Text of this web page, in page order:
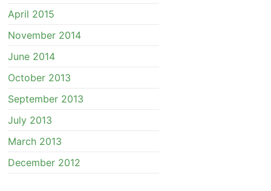
April 2015
November 2014
June 2014
October 2013
September 2013
July 2013
March 2013
December 2012